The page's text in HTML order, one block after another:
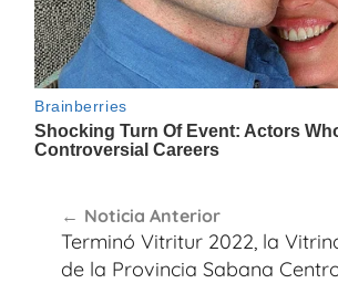
de
entradas
Noticia Anterior
Terminó Vitritur 2022, la
de la Provincia Sabana